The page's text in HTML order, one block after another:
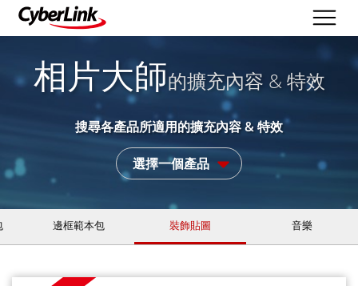
相片大師的擴充內容 & 特效
搜尋各產品所適用的擴充內容 & 特效
選擇一個產品
邊框範本包 裝飾貼圖 音樂